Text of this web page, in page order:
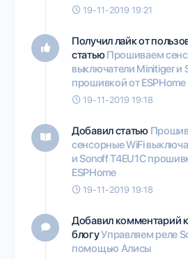
19-11-2019 19:21
Получил лайк от
статьюПрошиваем
выключатели Minitiger и
прошивкой от ESPHome
19-11-2019 19:18
Добавил статью
сенсорные WiFi
и Sonoff T4EU1C
ESPHome
19-11-2019 19:18
Добавил комментарий
блогуУправляем реле
помощью Алисы